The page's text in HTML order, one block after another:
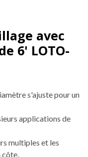
avec
6' LOTO-
s'ajuste pour un
applications de
multiples et les